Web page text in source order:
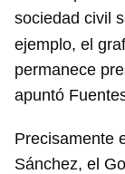
sociedad civil
ejemplo, el
permanece
apuntó
Precisamente
Sánchez, el